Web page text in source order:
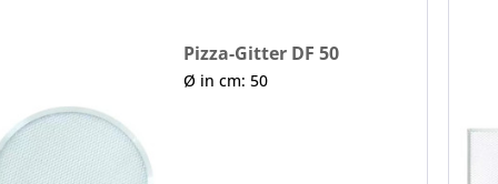
Pizza-Gitter DF 50
Ø in cm: 50